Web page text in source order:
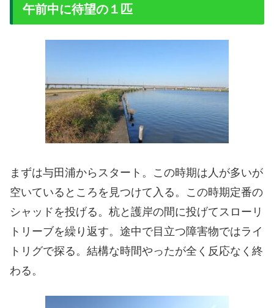
午前中に待望の１匹
まずは与田浦からスタート。この時期は人が多いが
空いているところを見つけて入る。この時期定番の
シャッドを投げる。杭と護岸の間に投げてスローリ
トリーブを繰り返す。途中で目立つ障害物ではライ
トリグで探る。結構な時間やったが全く反応なく終
わる。